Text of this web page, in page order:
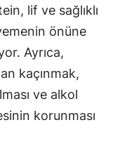
lif ve sağlıklı
önüne
Ayrıca,
kaçınmak,
ve alkol
korunması